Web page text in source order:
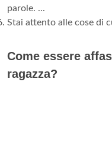
parole. ...
Stai attento alle cose di
Come essere
ragazza?